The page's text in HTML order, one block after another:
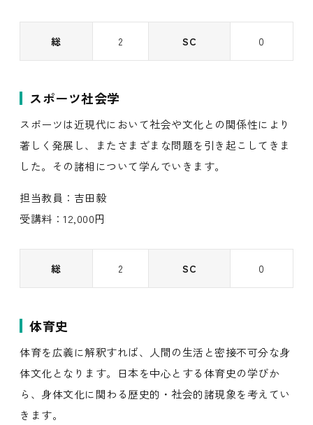
総 2 SC 0
スポーツ社会学
スポーツは近現代において社会や文化との関係性により
著しく発展し、またさまざまな問題を引き起こしてきま
した。その諸相について学んでいきます。
担当教員：吉田毅
受講料：12,000円
総 2 SC 0
体育史
体育を広義に解釈すれば、人間の生活と密接不可分な身
体文化となります。日本を中心とする体育史の学びか
ら、身体文化に関わる歴史的・社会的諸現象を考えてい
きます。